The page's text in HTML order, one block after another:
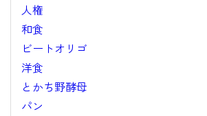
人権
和食
ビートオリゴ
洋食
とかち野酵母
パン